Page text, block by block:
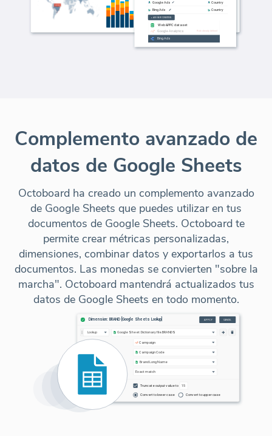
Complemento avanzado de
datos de Google Sheets
Octoboard ha creado un complemento avanzado
de Google Sheets que puedes utilizar en tus
documentos de Google Sheets. Octoboard te
permite crear métricas personalizadas,
dimensiones, combinar datos y exportarlos a tus
documentos. Las monedas se convierten "sobre la
marcha". Octoboard mantendrá actualizados tus
datos de Google Sheets en todo momento.